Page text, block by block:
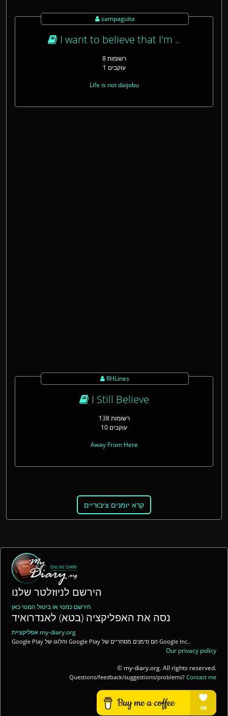
sampaguita
I want to believe that I'm ..
8 רשומות
1 עוקבים
Life is not daijobu
RHLines
I Still Believe
138 רשומות
10 עוקבים
Away From Here
קרא יומנים ציבוריים
הירשם לניוזלטר שלנו
הירשם כמנוי או ביטול המנוי כאן
נסה את האפליקציה (בטא) לאנדרואיד
אפליקציית my-diary.org
Google Play והלוגו של Google Play הם סימנים מסחריים של Google Inc..
Our privacy policy
© my-diary.org. All rights reserved.
Questions/feedback/suggestions/problems? Contact me